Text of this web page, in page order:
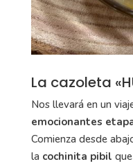
La cazoleta
Nos llevará en un
emocionantes
Comienza desde
la cochinita pibil